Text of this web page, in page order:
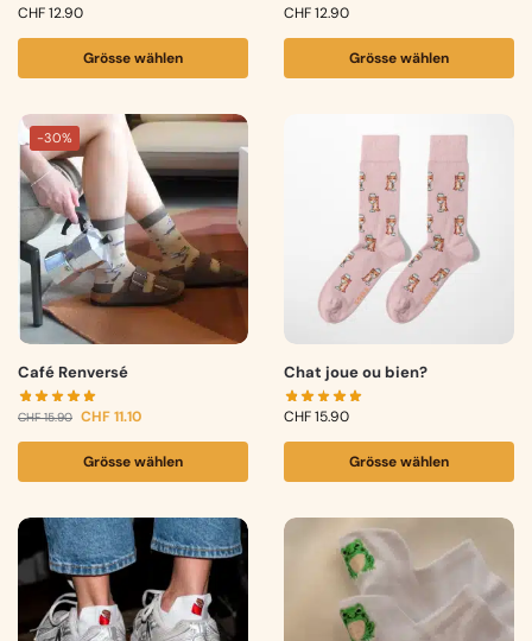
CHF12.90
Grösse wählen
CHF12.90
Grösse wählen
-30%
Café Renversé
CHF15.90 CHF11.10
Grösse wählen
Chat joue ou bien?
CHF15.90
Grösse wählen